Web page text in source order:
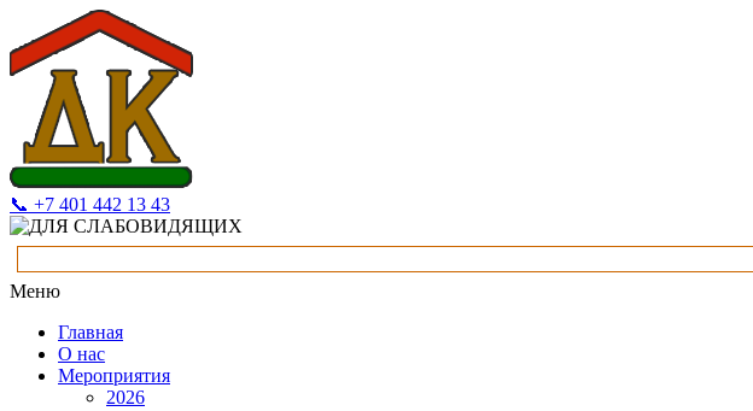
📞 +7 401 442 13 43
Меню
Главная
О нас
Мероприятия
2026